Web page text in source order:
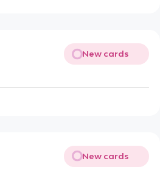
New cards
New cards